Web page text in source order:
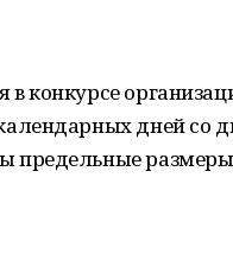
в конкурсе
дней со
предельные